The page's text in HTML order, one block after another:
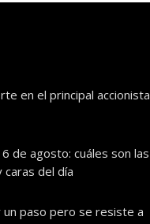
en el principal accionista
de agosto: cuáles son las
caras del día
paso pero se resiste a